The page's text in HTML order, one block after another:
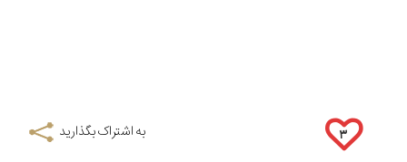
۳ به اشتراک بگذارید